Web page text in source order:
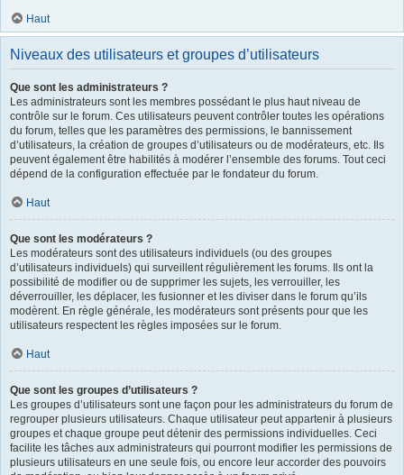
Haut
Niveaux des utilisateurs et groupes d’utilisateurs
Que sont les administrateurs ?
Les administrateurs sont les membres possédant le plus haut niveau de
contrôle sur le forum. Ces utilisateurs peuvent contrôler toutes les opérations
du forum, telles que les paramètres des permissions, le bannissement
d’utilisateurs, la création de groupes d’utilisateurs ou de modérateurs, etc. Ils
peuvent également être habilités à modérer l’ensemble des forums. Tout ceci
dépend de la configuration effectuée par le fondateur du forum.
Haut
Que sont les modérateurs ?
Les modérateurs sont des utilisateurs individuels (ou des groupes
d’utilisateurs individuels) qui surveillent régulièrement les forums. Ils ont la
possibilité de modifier ou de supprimer les sujets, les verrouiller, les
déverrouiller, les déplacer, les fusionner et les diviser dans le forum qu’ils
modèrent. En règle générale, les modérateurs sont présents pour que les
utilisateurs respectent les règles imposées sur le forum.
Haut
Que sont les groupes d’utilisateurs ?
Les groupes d’utilisateurs sont une façon pour les administrateurs du forum de
regrouper plusieurs utilisateurs. Chaque utilisateur peut appartenir à plusieurs
groupes et chaque groupe peut détenir des permissions individuelles. Ceci
facilite les tâches aux administrateurs qui pourront modifier les permissions de
plusieurs utilisateurs en une seule fois, ou encore leur accorder des pouvoirs